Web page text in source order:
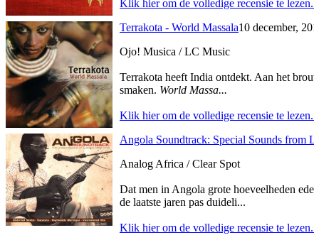
Klik hier om de volledige recensie te
Terrakota - World Massala10 december,
Ojo! Musica / LC Music
Terrakota heeft India ontdekt. Aan het
smaken. World Massa...
Klik hier om de volledige recensie te
Angola Soundtrack: Special Sounds from
Analog Africa / Clear Spot
Dat men in Angola grote hoeveelheden
de laatste jaren pas duideli...
Klik hier om de volledige recensie te